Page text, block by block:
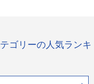
ゴリーの人気ランキ